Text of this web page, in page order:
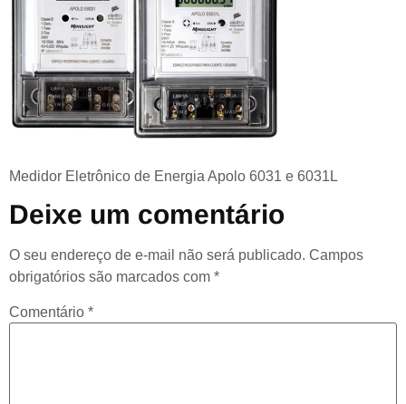
Medidor Eletrônico de Energia Apolo 6031 e 6031L
Deixe um comentário
O seu endereço de e-mail não será publicado. Campos
obrigatórios são marcados com *
Comentário *